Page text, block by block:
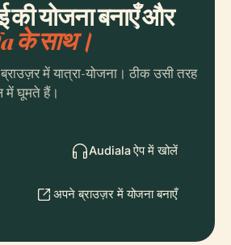
की योजना बनाएँ और
के साथ।
में यात्रा-योजना। ठीक उसी तरह
घूमते हैं।
Audiala ऐप में खोलें
अपने ब्राउज़र में योजना बनाएँ